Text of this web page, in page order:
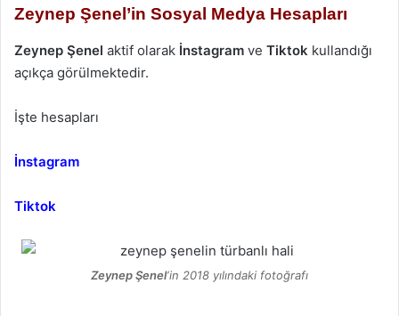
Zeynep Şenel’in Sosyal Medya Hesapları
Zeynep Şenel aktif olarak İnstagram ve Tiktok kullandığı
açıkça görülmektedir.
İşte hesapları
İnstagram
Tiktok
Zeynep Şenel‘in 2018 yılındaki fotoğrafı